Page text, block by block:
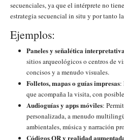
secuenciales, ya que el intérprete no
estrategia secuencial in situ y por tanto
Ejemplos:
Paneles y señalética interpretativa
sitios arqueológicos o centros de
concisos y a menudo visuales.
Folletos, mapas o guías impresas:
que acompaña la visita, con
Audioguías y apps móviles:
personalizada, a menudo
ambientales, música y narración
Códigos QR y realidad